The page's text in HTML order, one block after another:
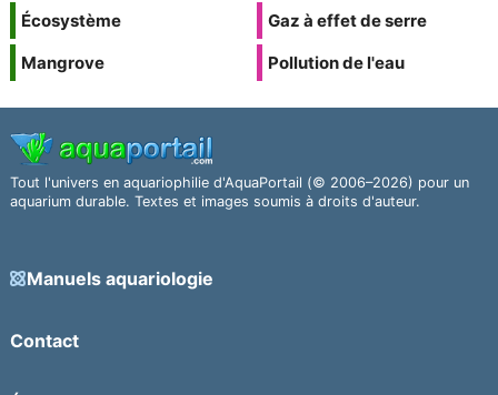
Écosystème
Mangrove
Gaz à effet de serre
Pollution de l'eau
Tout l'univers en aquariophilie d'AquaPortail (© 2006–2026) pour un
aquarium durable. Textes et images soumis à droits d'auteur.
Manuels aquariologie
Contact